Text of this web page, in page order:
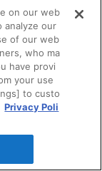
on our web
analyze our
of our web
who ma
have provi
your use
to custo
Privacy Poli